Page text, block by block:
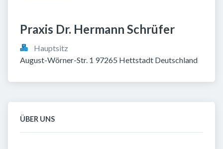
Praxis Dr. Hermann Schrüfer
Hauptsitz
August-Wörner-Str. 1 97265 Hettstadt Deutschland
ÜBER UNS